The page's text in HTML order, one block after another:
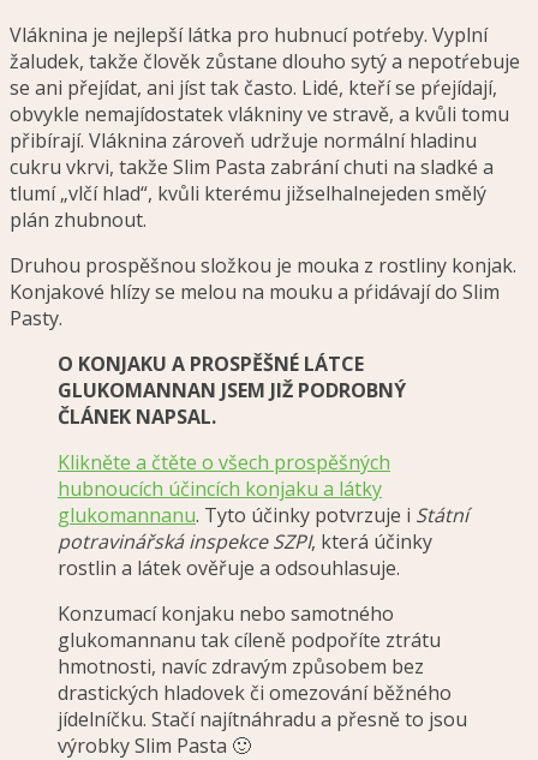
Vláknina je nejlepší látka pro hubnucí potŕeby. Vyplní
žaludek, takže člověk zůstane dlouho sytý a nepotŕebuje
se ani přejídat, ani jíst tak často. Lidé, kteří se pŕejídají,
obvykle nemajídostatek vlákniny ve stravě, a kvůli tomu
přibírají. Vláknina zároveň udržuje normální hladinu
cukru vkrvi, takže Slim Pasta zabrání chuti na sladké a
tlumí „vlčí hlad“, kvůli kterému jižselhalnejeden smělý
plán zhubnout.
Druhou prospěšnou složkou je mouka z rostliny konjak.
Konjakové hlízy se melou na mouku a pŕidávají do Slim
Pasty.
O KONJAKU A PROSPĚŠNÉ LÁTCE
GLUKOMANNAN JSEM JIŽ PODROBNÝ
ČLÁNEK NAPSAL.
Klikněte a čtěte o všech prospěšných
hubnoucích účincích konjaku a látky
glukomannanu. Tyto účinky potvrzuje i Státní
potravinářská inspekce SZPI, která účinky
rostlin a látek ověřuje a odsouhlasuje.
Konzumací konjaku nebo samotného
glukomannanu tak cíleně podpoříte ztrátu
hmotnosti, navíc zdravým způsobem bez
drastických hladovek či omezování běžného
jídelníčku. Stačí najítnáhradu a přesně to jsou
výrobky Slim Pasta 🙂